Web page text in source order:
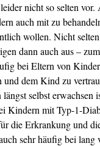
nicht so selten
auch mit zu
wollen. Nicht
dann auch aus –
bei Eltern von
dem Kind zu
selbst
Kindern mit Typ-1-
die Erkrankung und
sehr häufig bei lang